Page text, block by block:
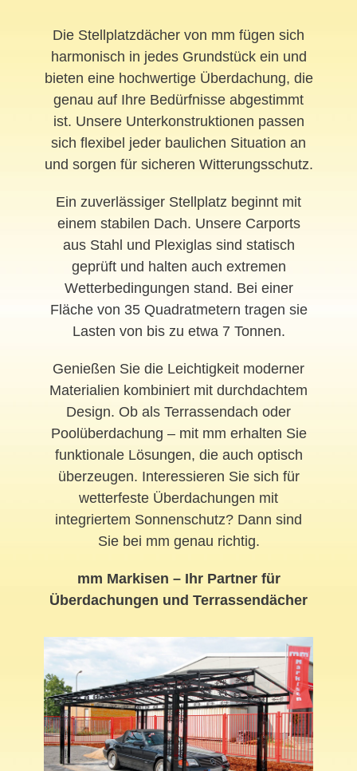
Die Stellplatzdächer von mm fügen sich
harmonisch in jedes Grundstück ein und
bieten eine hochwertige Überdachung, die
genau auf Ihre Bedürfnisse abgestimmt
ist. Unsere Unterkonstruktionen passen
sich flexibel jeder baulichen Situation an
und sorgen für sicheren Witterungsschutz.
Ein zuverlässiger Stellplatz beginnt mit
einem stabilen Dach. Unsere Carports
aus Stahl und Plexiglas sind statisch
geprüft und halten auch extremen
Wetterbedingungen stand. Bei einer
Fläche von 35 Quadratmetern tragen sie
Lasten von bis zu etwa 7 Tonnen.
Genießen Sie die Leichtigkeit moderner
Materialien kombiniert mit durchdachtem
Design. Ob als Terrassendach oder
Poolüberdachung – mit mm erhalten Sie
funktionale Lösungen, die auch optisch
überzeugen. Interessieren Sie sich für
wetterfeste Überdachungen mit
integriertem Sonnenschutz? Dann sind
Sie bei mm genau richtig.
mm Markisen – Ihr Partner für
Überdachungen und Terrassendächer